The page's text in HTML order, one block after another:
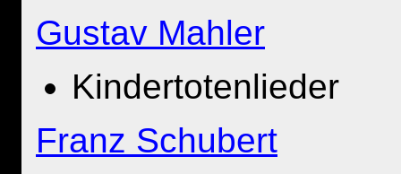
Gustav Mahler
Kindertotenlieder
Franz Schubert